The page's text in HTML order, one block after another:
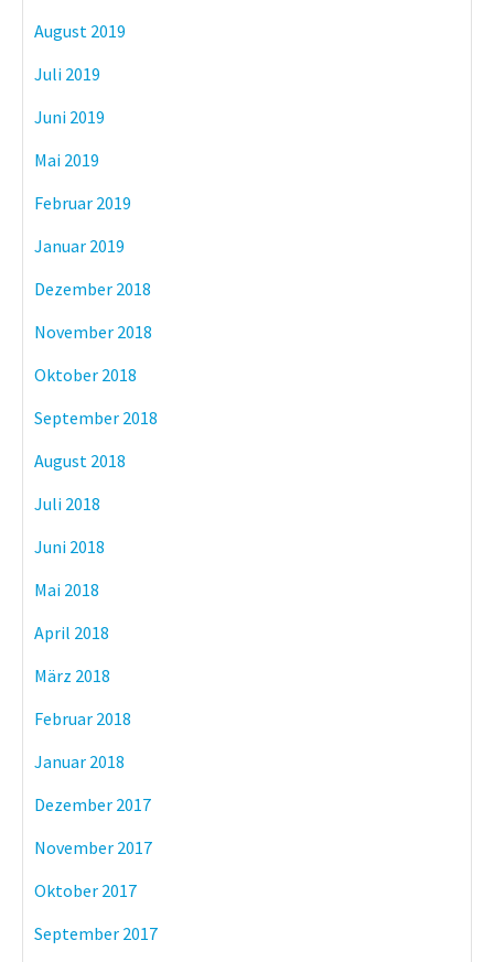
August 2019
Juli 2019
Juni 2019
Mai 2019
Februar 2019
Januar 2019
Dezember 2018
November 2018
Oktober 2018
September 2018
August 2018
Juli 2018
Juni 2018
Mai 2018
April 2018
März 2018
Februar 2018
Januar 2018
Dezember 2017
November 2017
Oktober 2017
September 2017